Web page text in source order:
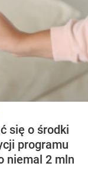
się o środki
programu
niemal 2 mln